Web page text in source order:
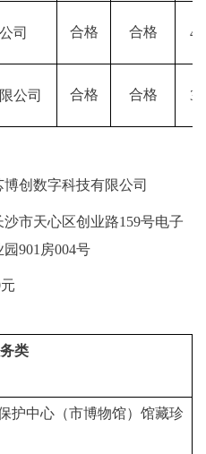
司 合格 合格
公司 合格 合格
创数字科技有限公司
市天心区创业路159号电子
901房004号
元
类
护中心（市博物馆）馆藏珍